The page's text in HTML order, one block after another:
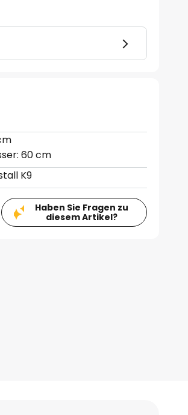
60 cm
K9
Haben Sie Fragen zu
diesem Artikel?